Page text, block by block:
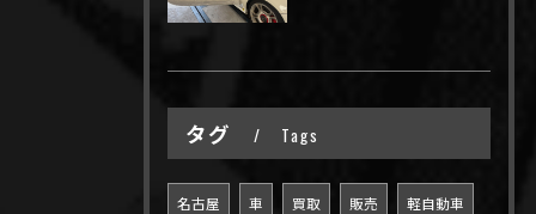
タグ Tags
名古屋 車 買取 販売 軽自動車